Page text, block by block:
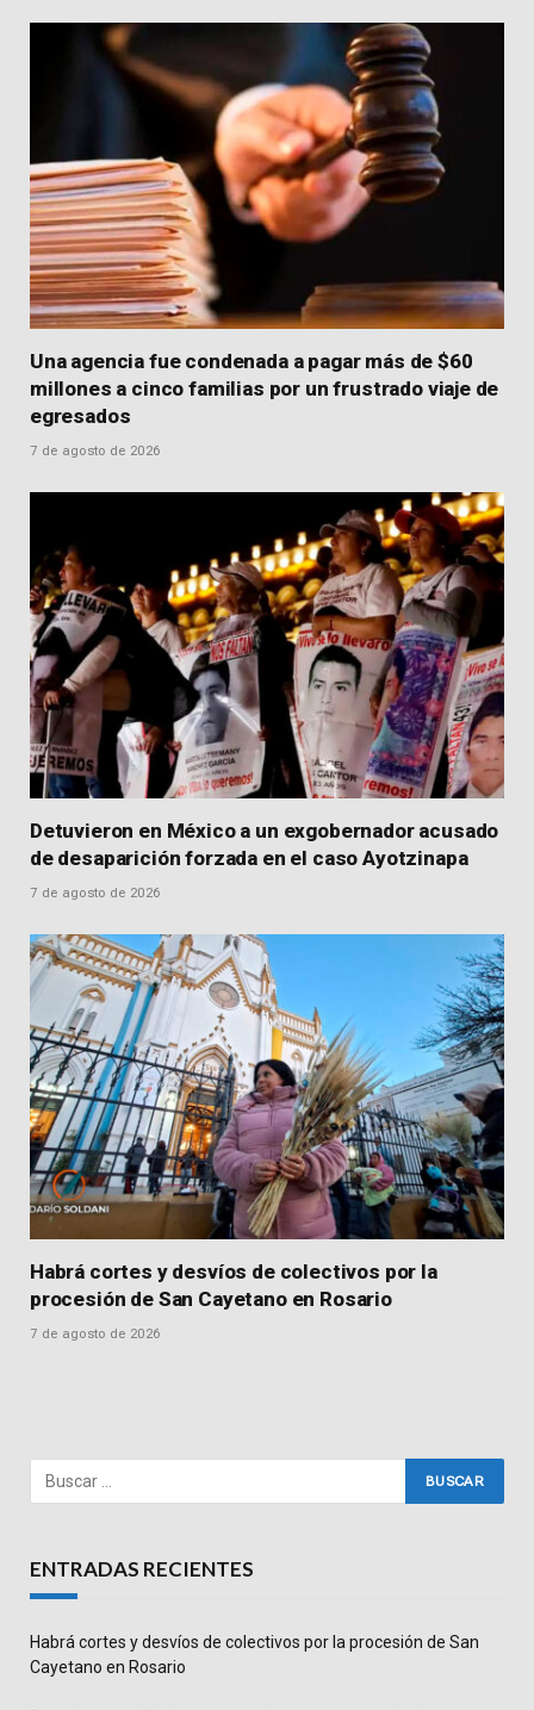
Una agencia fue condenada a pagar más de $60
millones a cinco familias por un frustrado viaje de
egresados
7 de agosto de 2026
Detuvieron en México a un exgobernador acusado
de desaparición forzada en el caso Ayotzinapa
7 de agosto de 2026
Habrá cortes y desvíos de colectivos por la
procesión de San Cayetano en Rosario
7 de agosto de 2026
ENTRADAS RECIENTES
Habrá cortes y desvíos de colectivos por la procesión de San
Cayetano en Rosario